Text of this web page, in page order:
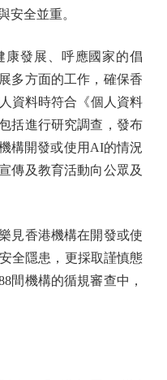
安全並重。
發展、呼應國家的倡
多方面的工作，確保香
資料時符合《個人資料
括進行研究調查，發布
構開發或使用AI的情況
傳及教育活動向公眾及
香港機構在開發或使
全隱患，更採取謹慎態
間機構的循規審查中，